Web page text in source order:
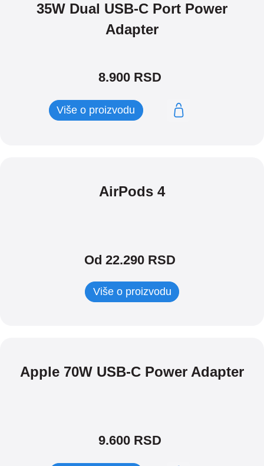
35W Dual USB-C Port Power
Adapter
8.900 RSD
Više o proizvodu
AirPods 4
Od 22.290 RSD
Više o proizvodu
Apple 70W USB-C Power Adapter
9.600 RSD